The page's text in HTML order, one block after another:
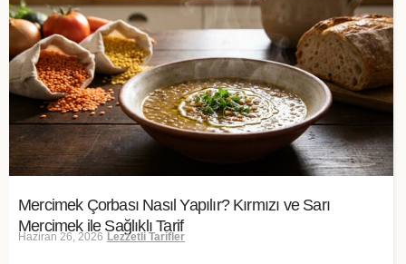
Mercimek Çorbası Nasıl Yapılır? Kırmızı ve Sarı
Mercimek ile Sağlıklı Tarif
Haziran 26, 2026 Lezzetli Tarifler